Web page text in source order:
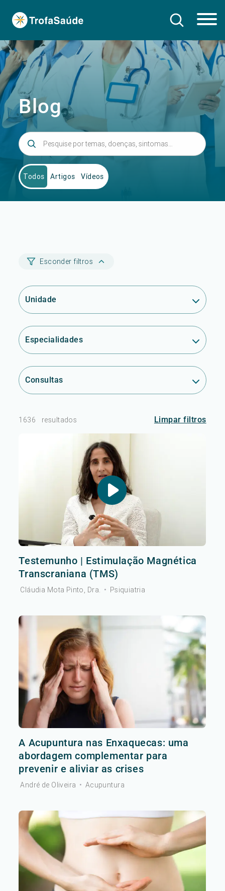
Blog
Todos Artigos Vídeos
Esconder filtros
Unidade
Especialidades
Consultas
1636 resultados Limpar filtros
Testemunho | Estimulação Magnética
Transcraniana (TMS)
Cláudia Mota Pinto, Dra. • Psiquiatria
A Acupuntura nas Enxaquecas: uma
abordagem complementar para
prevenir e aliviar as crises
André de Oliveira • Acupuntura